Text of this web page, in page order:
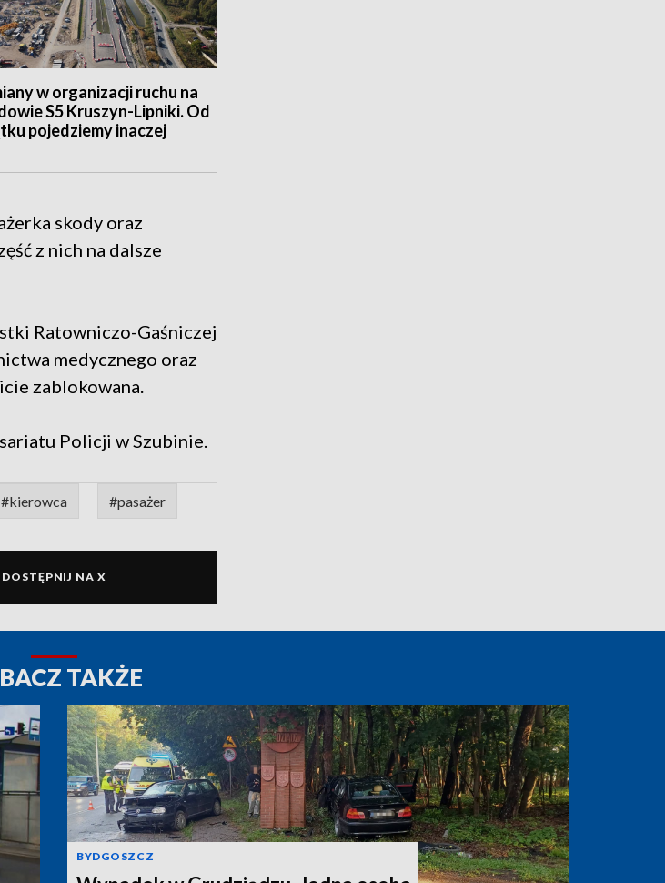
w organizacji ruchu na
S5 Kruszyn-Lipniki. Od
pojedziemy inaczej
skody oraz
z nich na dalsze
Ratowniczo-Gaśniczej
medycznego oraz
zablokowana.
Policji w Szubinie.
#kierowca #pasażer
NA X
TAKŻE
BYDGOSZCZ